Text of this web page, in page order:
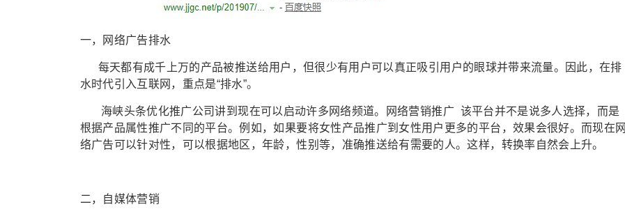
一，网络广告排水
每天都有成千上万的产品被推送给用户，但很少有用户可以真正吸引用户的眼球并带来流量。因此，在排
水时代引入互联网，重点是“排水”。
海峡头条优化推广公司讲到现在可以启动许多网络频道。网络营销推广 该平台并不是说多人选择，而是
根据产品属性推广不同的平台。例如，如果要将女性产品推广到女性用户更多的平台，效果会很好。而现在网
络广告可以针对性，可以根据地区，年龄，性别等，准确推送给有需要的人。这样，转换率自然会上升。
二，自媒体营销